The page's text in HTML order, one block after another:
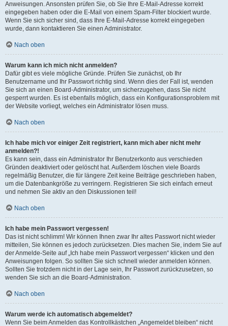
Anweisungen. Ansonsten prüfen Sie, ob Sie Ihre E-Mail-Adresse korrekt
eingegeben haben oder die E-Mail von einem Spam-Filter blockiert wurde.
Wenn Sie sich sicher sind, dass Ihre E-Mail-Adresse korrekt eingegeben
wurde, dann kontaktieren Sie einen Administrator.
Nach oben
Warum kann ich mich nicht anmelden?
Dafür gibt es viele mögliche Gründe. Prüfen Sie zunächst, ob Ihr
Benutzername und Ihr Passwort richtig sind. Wenn dies der Fall ist, wenden
Sie sich an einen Board-Administrator, um sicherzugehen, dass Sie nicht
gesperrt wurden. Es ist ebenfalls möglich, dass ein Konfigurationsproblem mit
der Website vorliegt, welches ein Administrator lösen muss.
Nach oben
Ich habe mich vor einiger Zeit registriert, kann mich aber nicht mehr
anmelden?!
Es kann sein, dass ein Administrator Ihr Benutzerkonto aus verschieden
Gründen deaktiviert oder gelöscht hat. Außerdem löschen viele Boards
regelmäßig Benutzer, die für längere Zeit keine Beiträge geschrieben haben,
um die Datenbankgröße zu verringern. Registrieren Sie sich einfach erneut
und nehmen Sie aktiv an den Diskussionen teil!
Nach oben
Ich habe mein Passwort vergessen!
Das ist nicht schlimm! Wir können Ihnen zwar Ihr altes Passwort nicht wieder
mitteilen, Sie können es jedoch zurücksetzen. Dies machen Sie, indem Sie auf
der Anmelde-Seite auf „Ich habe mein Passwort vergessen“ klicken und den
Anweisungen folgen. So sollten Sie sich schnell wieder anmelden können.
Sollten Sie trotzdem nicht in der Lage sein, Ihr Passwort zurückzusetzen, so
wenden Sie sich an die Board-Administration.
Nach oben
Warum werde ich automatisch abgemeldet?
Wenn Sie beim Anmelden das Kontrollkästchen „Angemeldet bleiben“ nicht